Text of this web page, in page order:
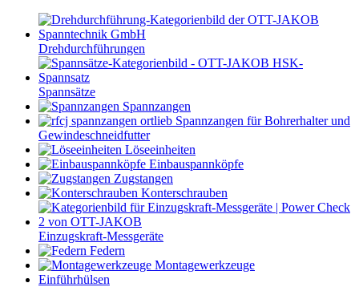
Drehdurchführungen
Spannsätze
Spannzangen
Spannzangen für Bohrerhalter und
Gewindeschneidfutter
Löseeinheiten
Einbauspannköpfe
Zugstangen
Konterschrauben
Einzugskraft-Messgeräte
Federn
Montagewerkzeuge
Einführhülsen